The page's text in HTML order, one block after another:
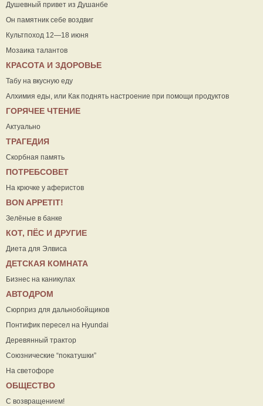
Душевный привет из Душанбе
Он памятник себе воздвиг
Культпоход 12—18 июня
Мозаика талантов
КРАСОТА И ЗДОРОВЬЕ
Табу на вкусную еду
Алхимия еды, или Как поднять настроение при помощи продуктов
ГОРЯЧЕЕ ЧТЕНИЕ
Актуально
ТРАГЕДИЯ
Скорбная память
ПОТРЕБСОВЕТ
На крючке у аферистов
ВON APPETIT!
Зелёные в банке
КОТ, ПЁС И ДРУГИЕ
Диета для Элвиса
ДЕТСКАЯ КОМНАТА
Бизнес на каникулах
АВТОДРОМ
Сюрприз для дальнобойщиков
Понтифик пересел на Hyundai
Деревянный трактор
Союзнические “покатушки”
На светофоре
ОБЩЕСТВО
С возвращением!